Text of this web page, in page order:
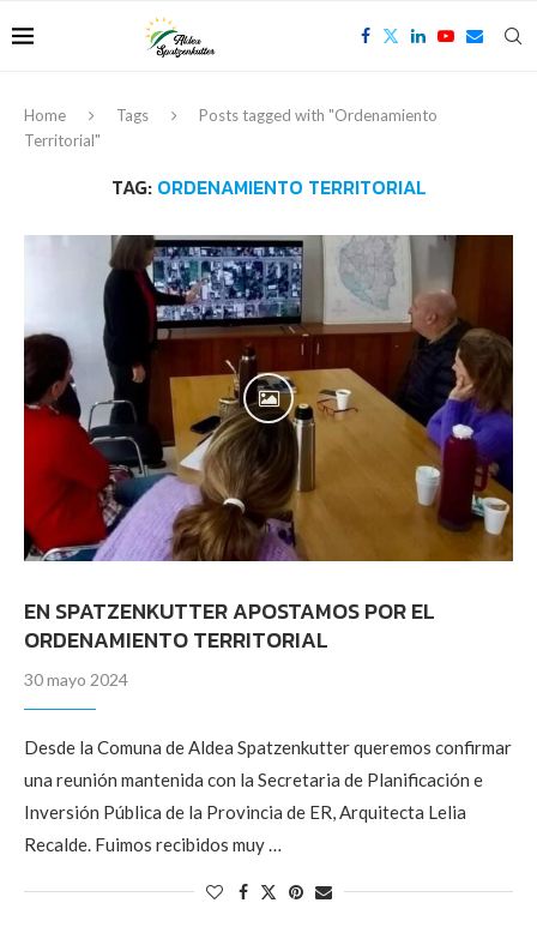
Home Tags
Posts tagged with "Ordenamiento
Territorial"
TAG: ORDENAMIENTO TERRITORIAL
EN SPATZENKUTTER APOSTAMOS POR EL
ORDENAMIENTO TERRITORIAL
30 mayo 2024
Desde la Comuna de Aldea Spatzenkutter queremos confirmar
una reunión mantenida con la Secretaria de Planificación e
Inversión Pública de la Provincia de ER, Arquitecta Lelia
Recalde. Fuimos recibidos muy …